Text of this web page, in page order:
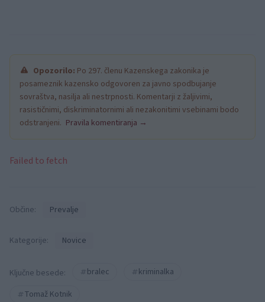
Opozorilo: Po 297. členu Kazenskega zakonika je
posameznik kazensko odgovoren za javno spodbujanje
sovraštva, nasilja ali nestrpnosti. Komentarji z žaljivimi,
rasističnimi, diskriminatornimi ali nezakonitimi vsebinami bodo
odstranjeni. Pravila komentiranja →
Failed to fetch
Občine: Prevalje
Kategorije: Novice
Ključne besede: bralec
kriminalka
Tomaž Kotnik